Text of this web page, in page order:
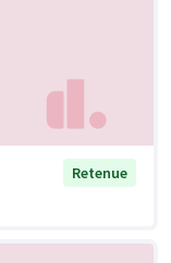
Retenue